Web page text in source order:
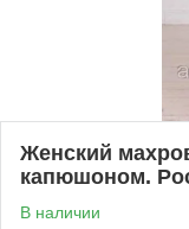
Женский
капюшоном.
В наличии